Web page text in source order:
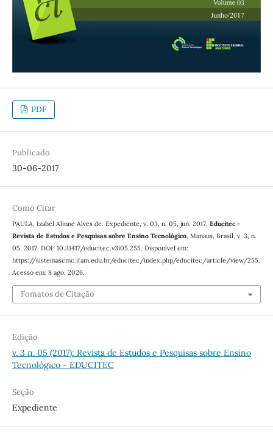
PDF
Publicado
30-06-2017
Como Citar
PAULA, Izabel Alinne Alves de. Expediente, v. 03, n. 05, jun. 2017. Educitec -
Revista de Estudos e Pesquisas sobre Ensino Tecnológico, Manaus, Brasil, v. 3, n.
05, 2017. DOI: 10.31417/educitec.v3i05.255. Disponível em:
https://sistemascmc.ifam.edu.br/educitec/index.php/educitec/article/view/255.
Acesso em: 8 ago. 2026.
Fomatos de Citação
Edição
v. 3 n. 05 (2017): Revista de Estudos e Pesquisas sobre Ensino
Tecnológico - EDUCITEC
Seção
Expediente